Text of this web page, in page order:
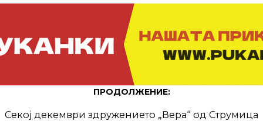
ПРОДОЛЖЕНИЕ:
Секој декември здружението „Вера“ од Струмица